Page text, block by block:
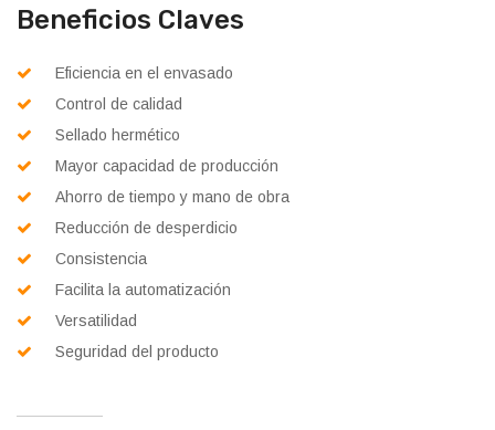
Beneficios Claves
Eficiencia en el envasado
Control de calidad
Sellado hermético
Mayor capacidad de producción
Ahorro de tiempo y mano de obra
Reducción de desperdicio
Consistencia
Facilita la automatización
Versatilidad
Seguridad del producto